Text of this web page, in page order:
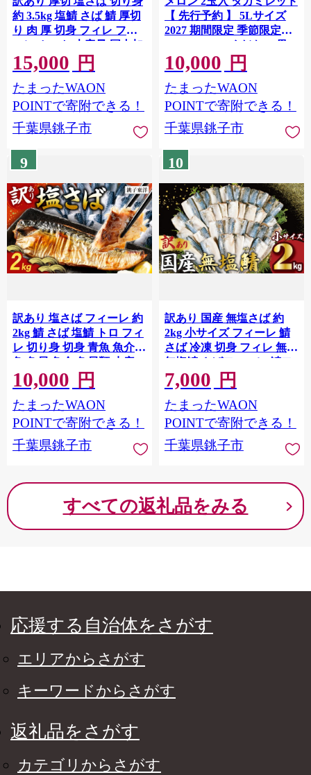
約 3.5kg 塩鯖 さば 鯖 厚切
り 肉 厚 切身 フィレ フィ
ーレ カット 大容量 国内加
工 霜降り トロ 冷凍 たっぷ
り わけあり 訳有 規格外 無
添加 鯖の切り身 さばの切
身 魚 水産 海産 青魚 魚貝
弁当 おかず 和食 ご飯 焼き
保存 ストック 小分け ふる
ネジョウ大崎
15,000 円
たまったWAON
POINTで寄附できる！
千葉県銚子市
【 先行予約 】 5Lサイズ
2027 期間限定 季節限定
melon meron くだもの 果
物 フルーツ 旬 季節 贈答
ギフト 贈り物 プレゼント
大きい おやつ スイーツ 赤
肉 赤肉メロン 甘い デザー
直 産地直送 果汁 贅沢 ご褒
無料 ふるさと納税 ふるさ
市 Mファーム
10,000 円
たまったWAON
POINTで寄附できる！
千葉県銚子市
9
訳あり 塩さば フィーレ 約
2kg 鯖 さば 塩鯖 トロ フィ
レ 切り身 切身 青魚 魚介類
魚 魚貝 魚介 魚貝類 水産
海の幸 海鮮 人気 冷凍 大容
量 たっぷり 冷凍 おつまみ
さけ おかず 惣菜 弁当 不揃
い 規格外 訳有 傷 グルメ
ゼント 贈り物 バラ凍結 長
と納税鯖 送料無料 千葉県
銚子市 銚子東洋
10,000 円
たまったWAON
POINTで寄附できる！
千葉県銚子市
10
訳あり 国産 無塩さば 約
2kg 小サイズ フィーレ 鯖
さば 冷凍 切身 フィレ 無塩
無塩鯖 さばフィーレ 鯖フ
ィーレ さばフィレ 鯖フィ
レ 切り身 切身 無添加 添加
物不使用 個別冷凍 お弁当
惣菜 おかず 塩焼き 焼きさ
冷凍品 長期保存 お取り寄
無料 千葉県 銚子市 大國屋
7,000 円
たまったWAON
POINTで寄附できる！
千葉県銚子市
すべての返礼品をみる
応援する自治体をさがす
エリアからさがす
キーワードからさがす
返礼品をさがす
カテゴリからさがす